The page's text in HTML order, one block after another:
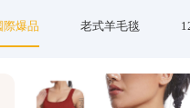
際爆品 老式羊毛毯